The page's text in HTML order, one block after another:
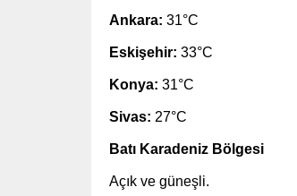
Ankara: 31°C
Eskişehir: 33°C
Konya: 31°C
Sivas: 27°C
Batı Karadeniz Bölgesi
Açık ve güneşli.